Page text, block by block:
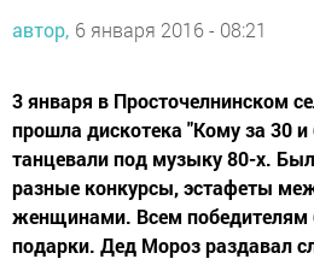
автор, 6 января 2016 - 08:21
3 января в Просточелнинском
прошла дискотека "Кому за 30
танцевали под музыку 80-х.
разные конкурсы, эстафеты
женщинами. Всем победителям
подарки. Дед Мороз раздавал